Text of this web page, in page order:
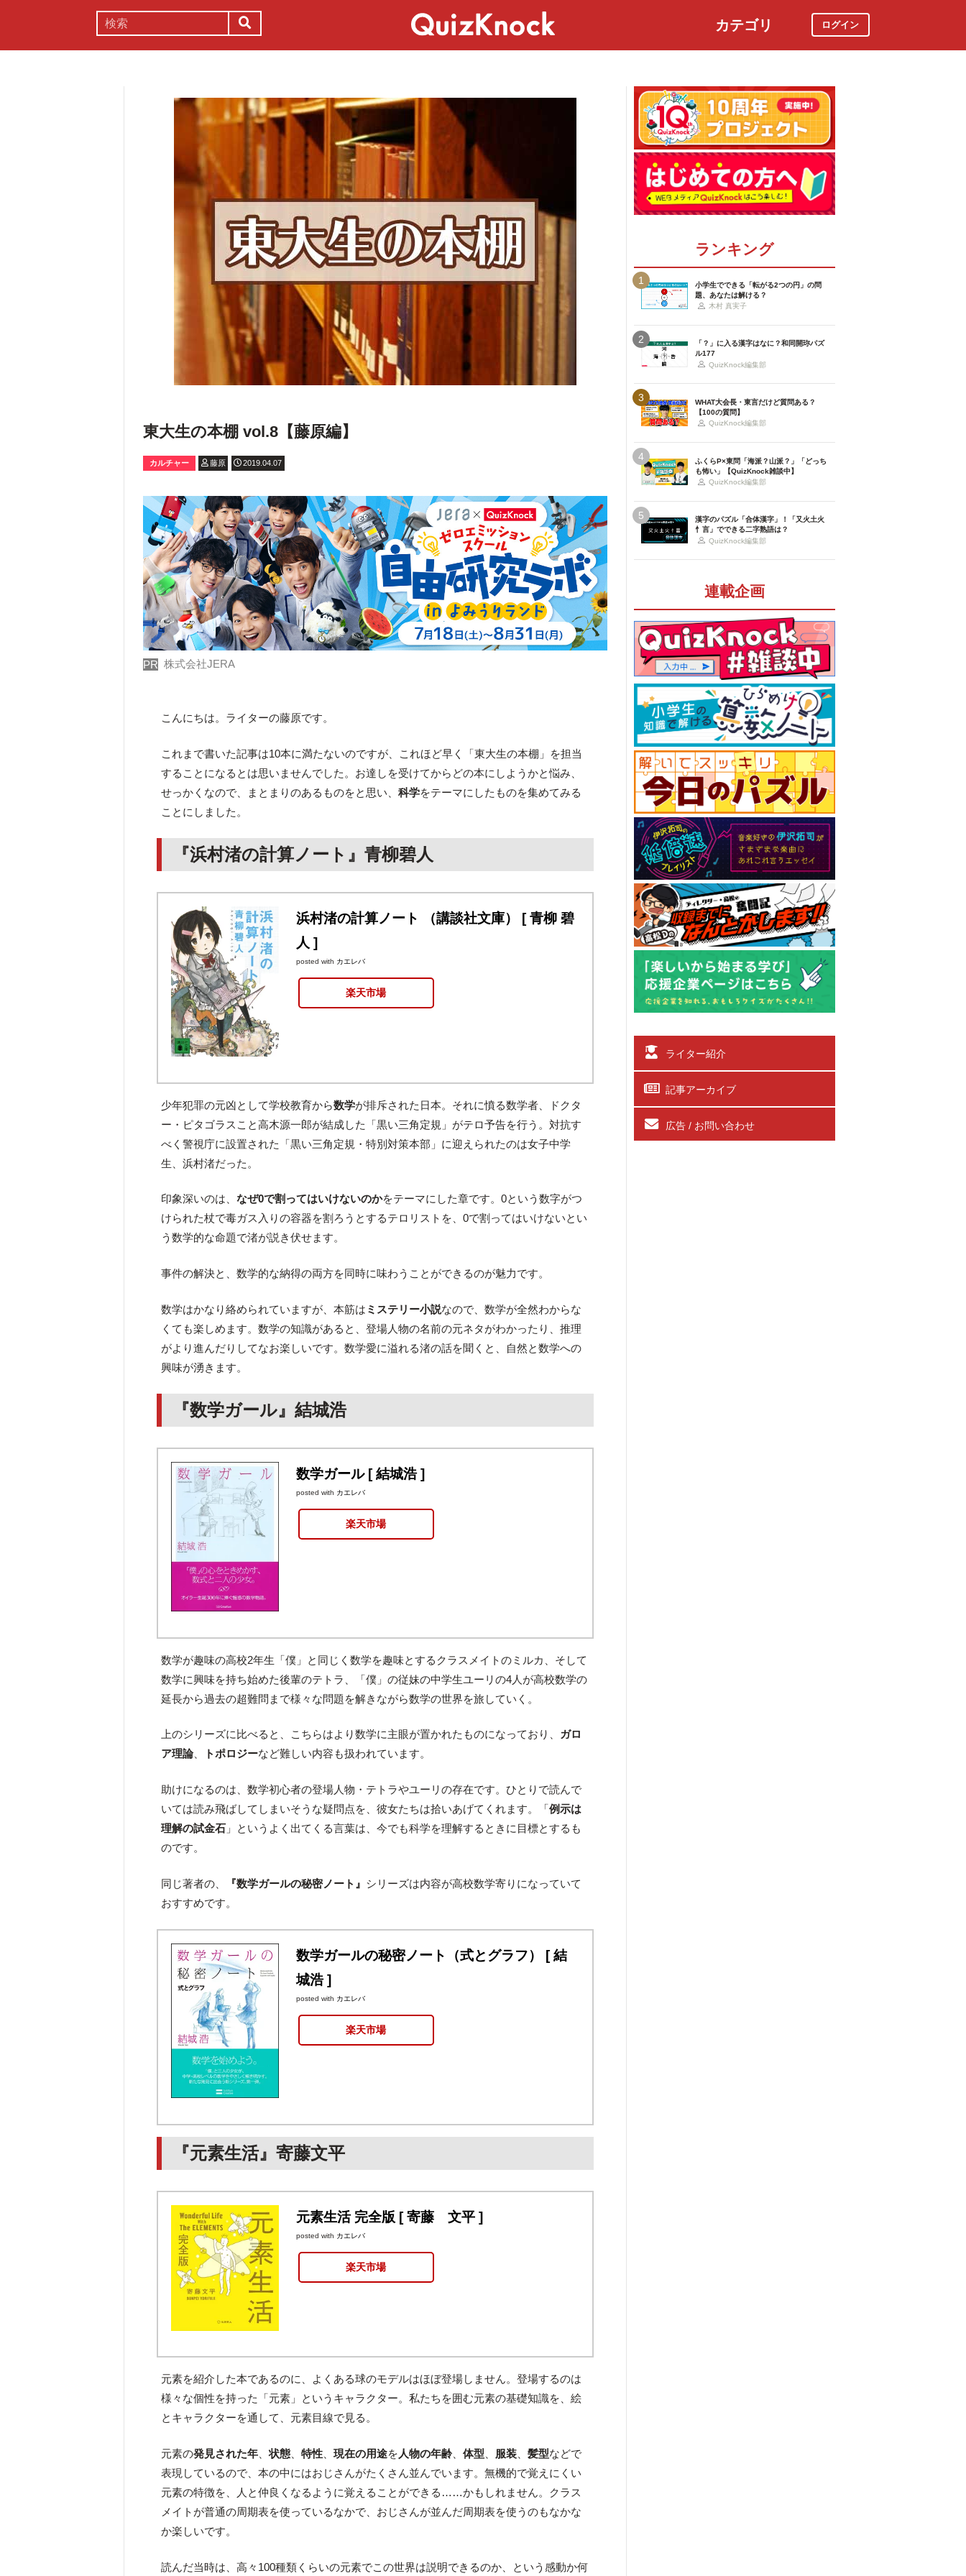
カテゴリ ログイン
東大生の本棚 vol.8【藤原編】
カルチャー 藤原 2019.04.07
PR 株式会社JERA
こんにちは。ライターの藤原です。
これまで書いた記事は10本に満たないのですが、これほど早く「東大生の本棚」を担当
することになるとは思いませんでした。お達しを受けてからどの本にしようかと悩み、
せっかくなので、まとまりのあるものをと思い、科学をテーマにしたものを集めてみる
ことにしました。
『浜村渚の計算ノート』青柳碧人
浜村渚の計算ノート （講談社文庫） [ 青柳 碧
人 ]
posted with カエレバ
楽天市場
少年犯罪の元凶として学校教育から数学が排斥された日本。それに憤る数学者、ドクタ
ー・ピタゴラスこと高木源一郎が結成した「黒い三角定規」がテロ予告を行う。対抗す
べく警視庁に設置された「黒い三角定規・特別対策本部」に迎えられたのは女子中学
生、浜村渚だった。
印象深いのは、なぜ0で割ってはいけないのかをテーマにした章です。0という数字がつ
けられた杖で毒ガス入りの容器を割ろうとするテロリストを、0で割ってはいけないとい
う数学的な命題で渚が説き伏せます。
事件の解決と、数学的な納得の両方を同時に味わうことができるのが魅力です。
数学はかなり絡められていますが、本筋は ミステリー小説なので、数学が全然わからな
くても楽しめます。数学の知識があると、登場人物の名前の元ネタがわかったり、推理
がより進んだりしてなお楽しいです。数学愛に溢れる渚の話を聞くと、自然と数学への
興味が湧きます。
『数学ガール』結城浩
数学ガール [ 結城浩 ]
posted with カエレバ
楽天市場
数学が趣味の高校2年生「僕」と同じく数学を趣味とするクラスメイトのミルカ、そして
数学に興味を持ち始めた後輩のテトラ、「僕」の従妹の中学生ユーリの4人が高校数学の
延長から過去の超難問まで様々な問題を解きながら数学の世界を旅していく。
上のシリーズに比べると、こちらはより数学に主眼が置かれたものになっており、
ガロ
ア理論、 トポロジーなど難しい内容も扱われています。
助けになるのは、数学初心者の登場人物・テトラやユーリの存在です。ひとりで読んで
いては読み飛ばしてしまいそうな疑問点を、彼女たちは拾いあげてくれます。「例示は
理解の試金石 」というよく出てくる言葉は、今でも科学を理解するときに目標とするも
のです。
同じ著者の、 『数学ガールの秘密ノート』 シリーズは内容が高校数学寄りになっていて
おすすめです。
数学ガールの秘密ノート（式とグラフ） [ 結
城浩 ]
posted with カエレバ
楽天市場
『元素生活』寄藤文平
元素生活 完全版 [ 寄藤 文平 ]
posted with カエレバ
楽天市場
元素を紹介した本であるのに、よくある球のモデルはほぼ登場しません。登場するのは
様々な個性を持った「元素」というキャラクター。私たちを囲む元素の基礎知識を、絵
とキャラクターを通して、元素目線で見る。
元素の発見された年 、状態 、特性 、現在の用途を 人物の年齢、体型 服装 、髪型などで
表現しているので、本の中にはおじさんがたくさん並んでいます。無機的で覚えにくい
元素の特徴を、人と仲良くなるように覚えることができる……かもしれません。クラス
メイトが普通の周期表を使っているなかで、おじさんが並んだ周期表を使うのもなかな
か楽しいです。
読んだ当時は、高々100種類くらいの元素でこの世界は説明できるのか、という感動か何
ランキング
1
小学生でできる「転がる2つの円」の問
題、あなたは解ける？
木村 真実子
2
「？」に入る漢字はなに？和同開珎パズ
ル177
QuizKnock編集部
3
WHAT大会長・東言だけど質問ある？
【100の質問】
QuizKnock編集部
4
ふくらP×東問「海派？山派？」「どっち
も怖い」【QuizKnock雑談中】
QuizKnock編集部
5
漢字のパズル「合体漢字」！「又火土火
忄言」でできる二字熟語は？
QuizKnock編集部
連載企画
ライター紹介
記事アーカイブ
広告 / お問い合わせ